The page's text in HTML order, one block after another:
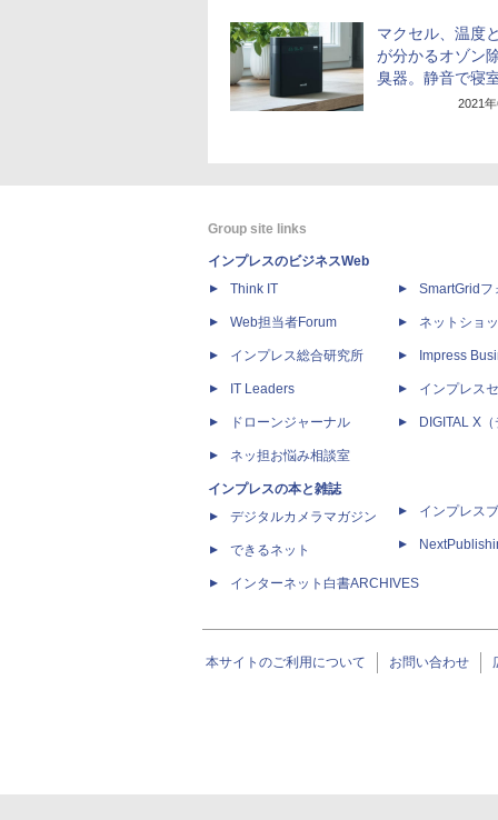
マクセル、温度
が分かるオゾン
臭器。静音で寝
2021
Group site links
インプレスのビジネスWeb
Think IT
Web担当者Forum
インプレス総合研究所
IT Leaders
ドローンジャーナル
ネッ担お悩み相談室
インプレスの本と雑誌
デジタルカメラマガジン
できるネット
インターネット白書ARCHIVES
SmartGridフ
ネットショ
Impress
インプレス
DIGITAL X
インプレス
本サイトのご利用について お問い合わせ